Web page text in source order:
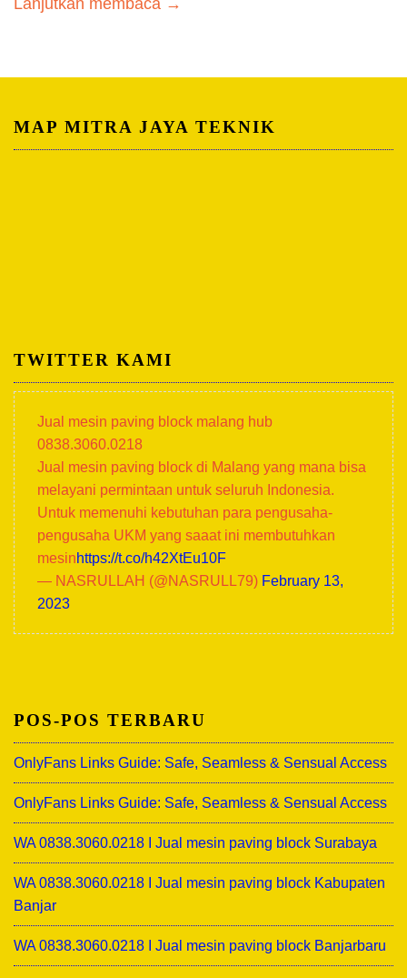
MAP MITRA JAYA TEKNIK
TWITTER KAMI
Jual mesin paving block malang hub
0838.3060.0218
Jual mesin paving block di Malang yang mana bisa
melayani permintaan untuk seluruh Indonesia.
Untuk memenuhi kebutuhan para pengusaha-
pengusaha UKM yang saaat ini membutuhkan
mesinhttps://t.co/h42XtEu10F
— NASRULLAH (@NASRULL79) February 13,
2023
POS-POS TERBARU
OnlyFans Links Guide: Safe, Seamless & Sensual Access
OnlyFans Links Guide: Safe, Seamless & Sensual Access
WA 0838.3060.0218 I Jual mesin paving block Surabaya
WA 0838.3060.0218 I Jual mesin paving block Kabupaten
Banjar
WA 0838.3060.0218 I Jual mesin paving block Banjarbaru